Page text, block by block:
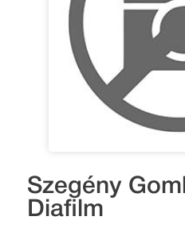
Szegény
Diafilm